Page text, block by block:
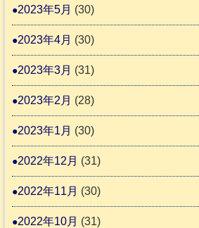
2023年5月 (30)
2023年4月 (30)
2023年3月 (31)
2023年2月 (28)
2023年1月 (30)
2022年12月 (31)
2022年11月 (30)
2022年10月 (31)